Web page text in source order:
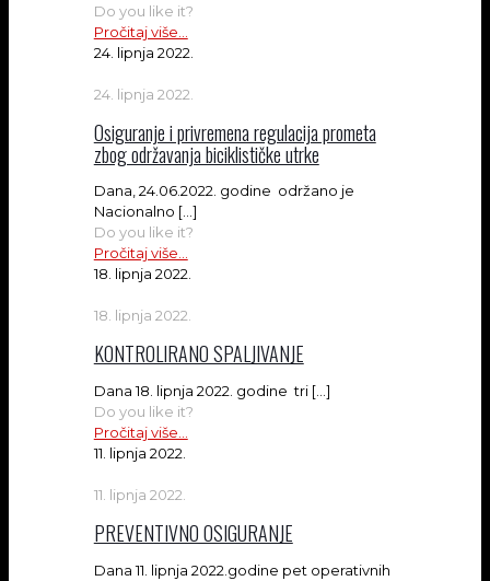
Do you like it?
Pročitaj više...
24. lipnja 2022.
24. lipnja 2022.
Osiguranje i privremena regulacija prometa
zbog održavanja biciklističke utrke
Dana, 24.06.2022. godine održano je
Nacionalno […]
Do you like it?
Pročitaj više...
18. lipnja 2022.
18. lipnja 2022.
KONTROLIRANO SPALJIVANJE
Dana 18. lipnja 2022. godine tri[…]
Do you like it?
Pročitaj više...
11. lipnja 2022.
11. lipnja 2022.
PREVENTIVNO OSIGURANJE
Dana 11. lipnja 2022.godine pet operativnih